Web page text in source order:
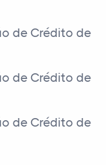
de Crédito de
de Crédito de
de Crédito de